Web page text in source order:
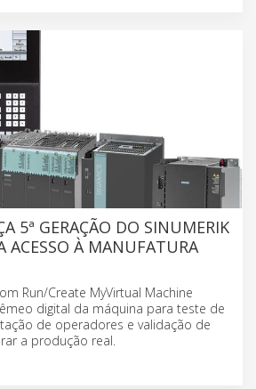
5ª GERAÇÃO DO SINUMERIK
ACESSO À MANUFATURA
Run/Create MyVirtual Machine
digital da máquina para teste de
de operadores e validação de
a produção real.